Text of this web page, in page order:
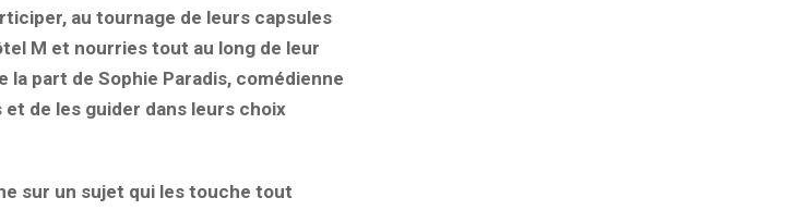
au tournage de leurs capsules
M et nourries tout au long de leur
part de Sophie Paradis, comédienne
de les guider dans leurs choix
sur un sujet qui les touche tout